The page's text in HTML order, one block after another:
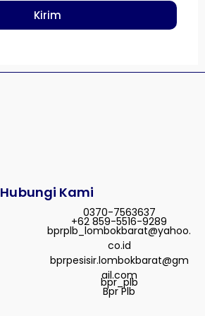
Kirim
Hubungi Kami
0370-7563637
+62 859-5516-9289
bprplb_lombokbarat@yahoo.
co.id
bprpesisir.lombokbarat@gm
ail.com
bpr_plb
Bpr Plb